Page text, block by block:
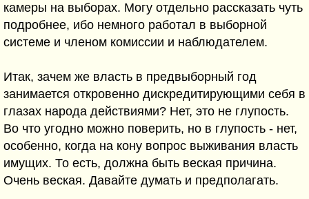
камеры на выборах. Могу отдельно рассказать чуть
подробнее, ибо немного работал в выборной
системе и членом комиссии и наблюдателем.
Итак, зачем же власть в предвыборный год
занимается откровенно дискредитирующими себя в
глазах народа действиями? Нет, это не глупость.
Во что угодно можно поверить, но в глупость - нет,
особенно, когда на кону вопрос выживания власть
имущих. То есть, должна быть веская причина.
Очень веская. Давайте думать и предполагать.